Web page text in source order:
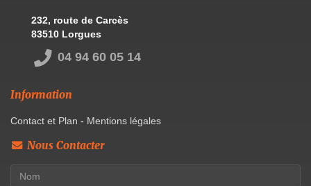
232, route de Carcès
83510 Lorgues
04 94 60 05 14
Information
Contact et Plan - Mentions légales
Nous Contacter